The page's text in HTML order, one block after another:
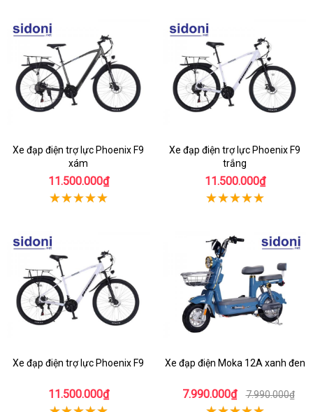
Xe đạp điện trợ lực Phoenix F9
xám
11.500.000₫
Xe đạp điện trợ lực Phoenix F9
trắng
11.500.000₫
Xe đạp điện trợ lực Phoenix F9
11.500.000₫
Xe đạp điện Moka 12A xanh đen
7.990.000₫ 7.990.000₫